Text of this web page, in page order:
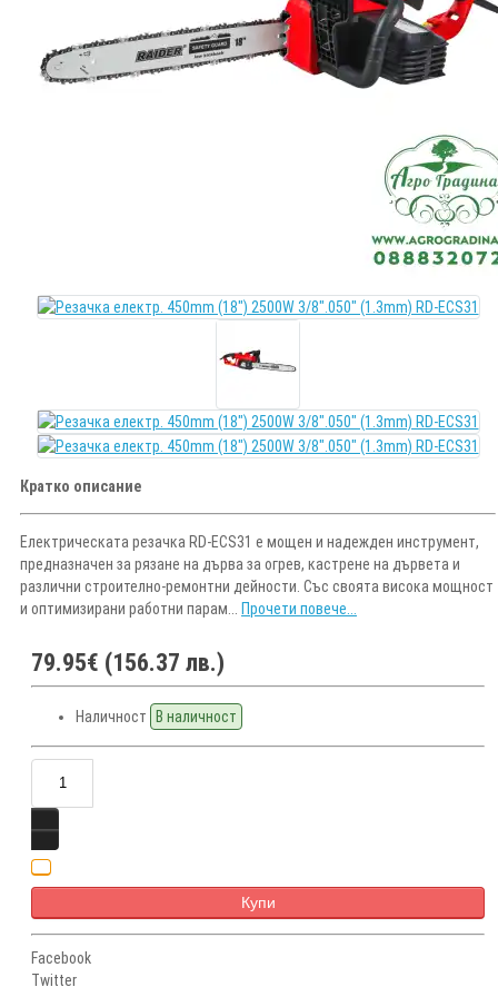
Кратко описание
Електрическата резачка RD-ECS31 е мощен и надежден инструмент,
предназначен за рязане на дърва за огрев, кастрене на дървета и
различни строително-ремонтни дейности. Със своята висока мощност
и оптимизирани работни парам... Прочети повече...
79.95€ (156.37 лв.)
Наличност В наличност
Купи
Facebook
Twitter